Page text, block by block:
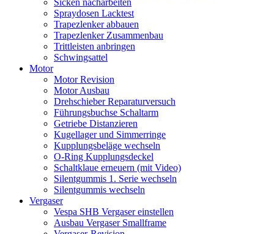
Sicken nacharbeiten
Spraydosen Lacktest
Trapezlenker abbauen
Trapezlenker Zusammenbau
Trittleisten anbringen
Schwingsattel
Motor
Motor Revision
Motor Ausbau
Drehschieber Reparaturversuch
Führungsbuchse Schaltarm
Getriebe Distanzieren
Kugellager und Simmerringe
Kupplungsbeläge wechseln
O-Ring Kupplungsdeckel
Schaltklaue erneuern (mit Video)
Silentgummis 1. Serie wechseln
Silentgummis wechseln
Vergaser
Vespa SHB Vergaser einstellen
Ausbau Vergaser Smallframe